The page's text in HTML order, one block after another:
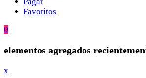
Favoritos
0
elementos agregados
x